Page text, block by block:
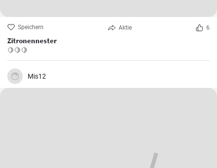
Speichern Aktie 6
Zitronennester
🍋🍋🍋
Mis12